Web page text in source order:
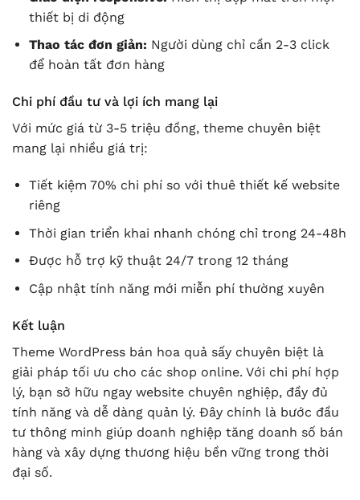
thiết bị di động
Thao tác đơn giản: Người dùng chỉ cần 2-3 click
để hoàn tất đơn hàng
Chi phí đầu tư và lợi ích mang lại
Với mức giá từ 3-5 triệu đồng, theme chuyên biệt
mang lại nhiều giá trị:
Tiết kiệm 70% chi phí so với thuê thiết kế website
riêng
Thời gian triển khai nhanh chóng chỉ trong 24-48h
Được hỗ trợ kỹ thuật 24/7 trong 12 tháng
Cập nhật tính năng mới miễn phí thường xuyên
Kết luận
Theme WordPress bán hoa quả sấy chuyên biệt là
giải pháp tối ưu cho các shop online. Với chi phí hợp
lý, bạn sở hữu ngay website chuyên nghiệp, đầy đủ
tính năng và dễ dàng quản lý. Đây chính là bước đầu
tư thông minh giúp doanh nghiệp tăng doanh số bán
hàng và xây dựng thương hiệu bền vững trong thời
đại số.